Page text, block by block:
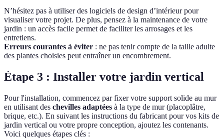
N’hésitez pas à utiliser des logiciels de design d’intérieur pour
visualiser votre projet. De plus, pensez à la maintenance de votre
jardin : un accès facile permet de faciliter les arrosages et les
entretiens.
Erreurs courantes à éviter : ne pas tenir compte de la taille adulte
des plantes choisies peut entraîner un encombrement.
Étape 3 : Installer votre jardin vertical
Pour l'installation, commencez par fixer votre support solide au mur
en utilisant des chevilles adaptées à la type de mur (placoplâtre,
brique, etc.). En suivant les instructions du fabricant pour vos kits de
jardin vertical ou votre propre conception, ajoutez les contenants.
Voici quelques étapes clés :